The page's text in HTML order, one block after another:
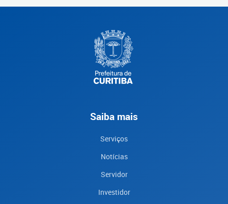
Saiba mais
Serviços
Notícias
Servidor
Investidor